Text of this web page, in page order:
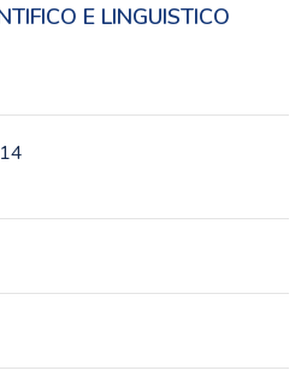
E LINGUISTICO